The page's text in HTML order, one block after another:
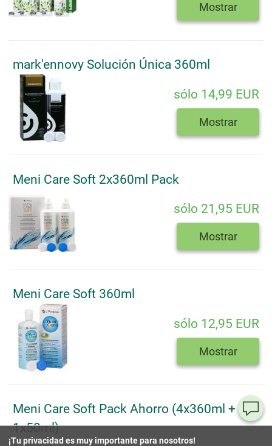
Mostrar
mark'ennovy Solución Única 360ml
sólo 14,99 EUR
Mostrar
Meni Care Soft 2x360ml Pack
sólo 21,95 EUR
Mostrar
Meni Care Soft 360ml
sólo 12,95 EUR
Mostrar
Meni Care Soft Pack Ahorro (4x360ml +
1x50ml)
¡Tu privacidad es muy importante para nosotros!